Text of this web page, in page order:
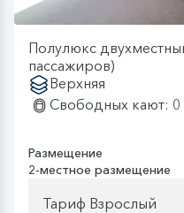
Полулюкс
пассажиров)
Верхняя
Свободных кают: 0
Размещение
2-местное размещение
Тариф Взрослый